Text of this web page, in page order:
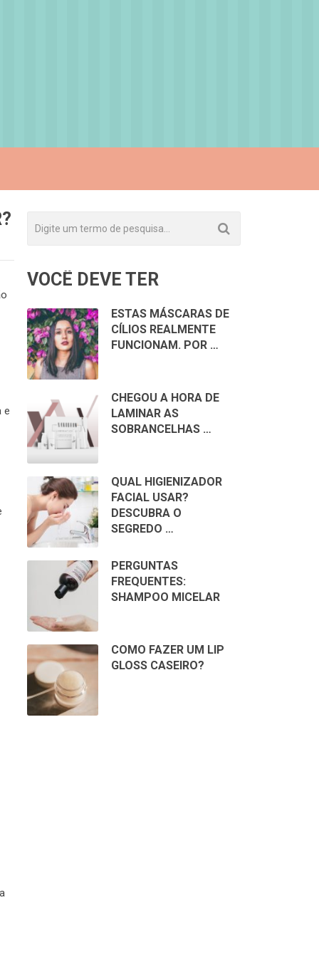
e
VOCÊ DEVE TER
ESTAS MÁSCARAS DE
CÍLIOS REALMENTE
FUNCIONAM. POR …
CHEGOU A HORA DE
LAMINAR AS
SOBRANCELHAS …
QUAL HIGIENIZADOR
FACIAL USAR?
DESCUBRA O
SEGREDO …
PERGUNTAS
FREQUENTES:
SHAMPOO MICELAR
COMO FAZER UM LIP
GLOSS CASEIRO?